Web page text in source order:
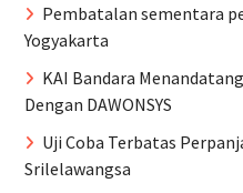
Pembatalan sementara
Yogyakarta
KAI Bandara
Dengan DAWONSYS
Uji Coba Terbatas
Srilelawangsa